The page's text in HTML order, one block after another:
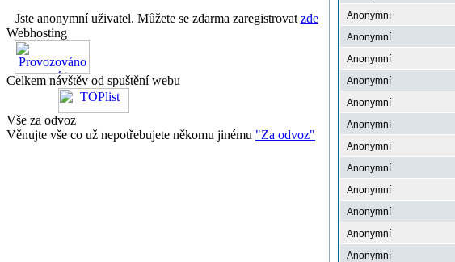
Jste anonymní uživatel. Můžete se zdarma zaregistrovat zde
Webhosting
Celkem návštěv od spuštění webu
Vše za odvoz
Věnujte vše co už nepotřebujete někomu jinému "Za odvoz"
Anonymní
Anonymní
Anonymní
Anonymní
Anonymní
Anonymní
Anonymní
Anonymní
Anonymní
Anonymní
Anonymní
Anonymní